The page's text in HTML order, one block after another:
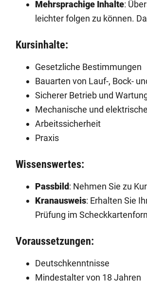
Mehrsprachige Inhalte:
leichter folgen zu können.
Kursinhalte:
Gesetzliche Bestimmungen
Bauarten von Lauf-, Bock-
Sicherer Betrieb und
Mechanische und
Arbeitssicherheit
Praxis
Wissenswertes:
Passbild: Nehmen Sie zu
Kranausweis: Erhalten Sie
Prüfung im
Voraussetzungen:
Deutschkenntnisse
Mindestalter von 18 Jahren